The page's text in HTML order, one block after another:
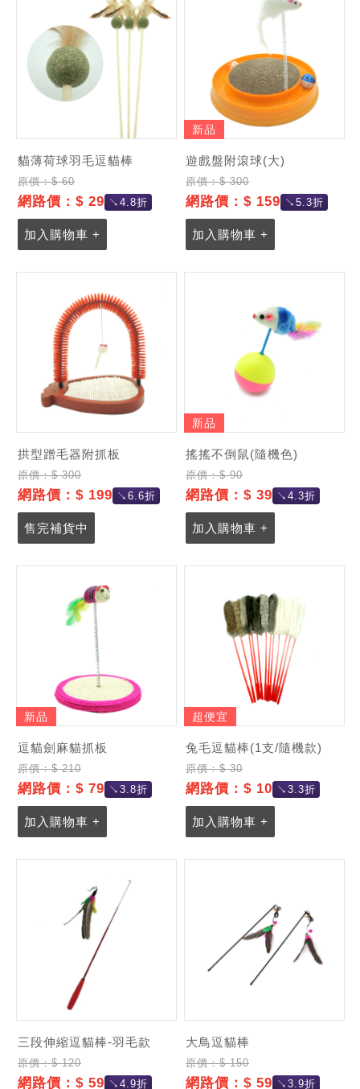
貓薄荷球羽毛逗貓棒
原價：$ 60
網路價：$ 29 ↘4.8折
加入購物車 +
新品
遊戲盤附滾球(大)
原價：$ 300
網路價：$ 159 ↘5.3折
加入購物車 +
拱型蹭毛器附抓板
原價：$ 300
網路價：$ 199 ↘6.6折
售完補貨中
新品
搖搖不倒鼠(隨機色)
原價：$ 90
網路價：$ 39 ↘4.3折
加入購物車 +
新品
逗貓劍麻貓抓板
原價：$ 210
網路價：$ 79 ↘3.8折
加入購物車 +
超便宜
兔毛逗貓棒(1支/隨機款)
原價：$ 30
網路價：$ 10 ↘3.3折
加入購物車 +
三段伸縮逗貓棒-羽毛款
原價：$ 120
網路價：$ 59 ↘4.9折
大鳥逗貓棒
原價：$ 150
網路價：$ 59 ↘3.9折